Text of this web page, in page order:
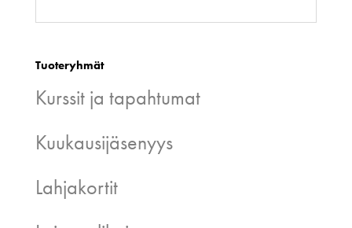
Tuoteryhmät
Kurssit ja tapahtumat
Kuukausijäsenyys
Lahjakortit